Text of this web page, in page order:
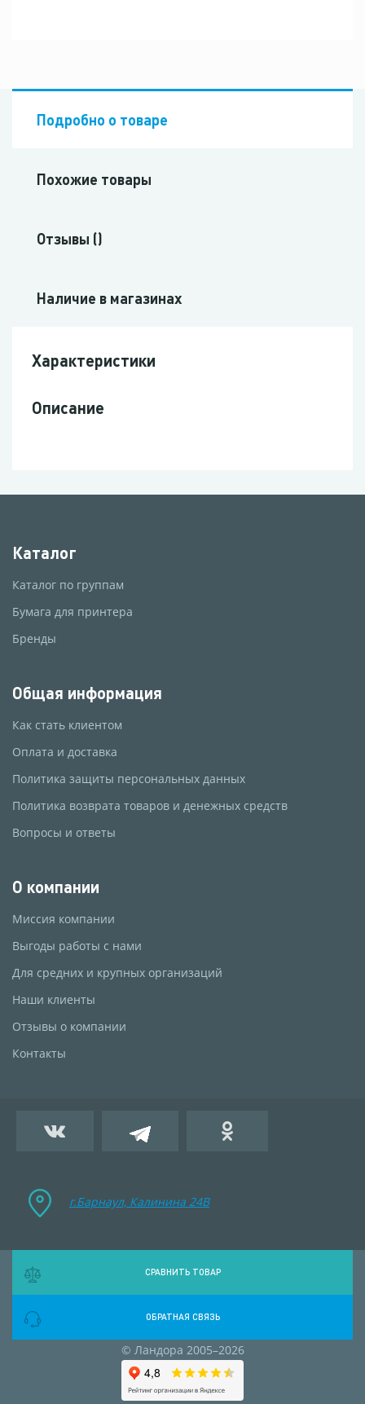
Подробно о товаре
Похожие товары
Отзывы ()
Наличие в магазинах
Характеристики
Описание
Каталог
Каталог по группам
Бумага для принтера
Бренды
Общая информация
Как стать клиентом
Оплата и доставка
Политика защиты персональных данных
Политика возврата товаров и денежных средств
Вопросы и ответы
О компании
Миссия компании
Выгоды работы с нами
Для средних и крупных организаций
Наши клиенты
Отзывы о компании
Контакты
г.Барнаул, Калинина 24B
© Ландора 2005–2026
СРАВНИТЬ ТОВАР
ОБРАТНАЯ СВЯЗЬ